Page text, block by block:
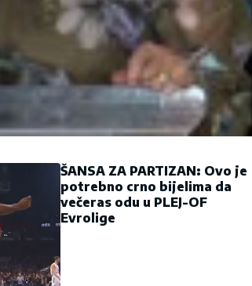
ŠANSA ZA PARTIZAN: Ovo je
potrebno crno bijelima da
večeras odu u PLEJ-OF
Evrolige